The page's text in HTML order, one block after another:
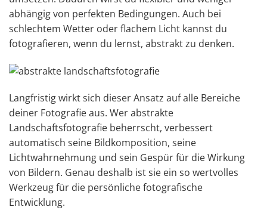
abhängig von perfekten Bedingungen. Auch bei
schlechtem Wetter oder flachem Licht kannst du
fotografieren, wenn du lernst, abstrakt zu denken.
Langfristig wirkt sich dieser Ansatz auf alle Bereiche
deiner Fotografie aus. Wer abstrakte
Landschaftsfotografie beherrscht, verbessert
automatisch seine Bildkomposition, seine
Lichtwahrnehmung und sein Gespür für die Wirkung
von Bildern. Genau deshalb ist sie ein so wertvolles
Werkzeug für die persönliche fotografische
Entwicklung.